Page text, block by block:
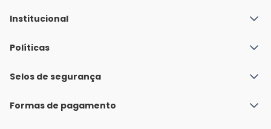
Institucional
Quem Somos
Nossas lojas
Políticas
Política de Envio
Políticas de Trocas e Devoluções
Selos de segurança
Formas de pagamento